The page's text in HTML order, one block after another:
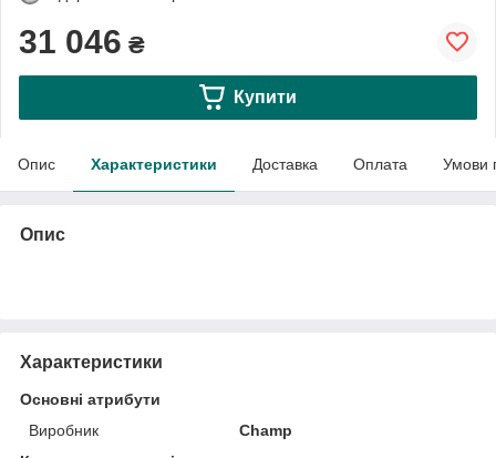
31 046 ₴
Купити
Опис Характеристики Доставка Оплата Умови
Опис
Характеристики
Основні атрибути
Виробник
Champ